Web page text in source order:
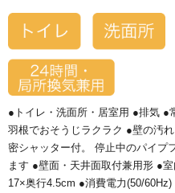
●トイレ・洗面所・居室用 ●排気 ●
羽根でおそうじラクラク ●壁の汚
密シャッター付。 停止中のパイプ
ます ●壁面・天井面取付兼用形 ●
17×奥行4.5cm ●消費電力(50/60Hz)